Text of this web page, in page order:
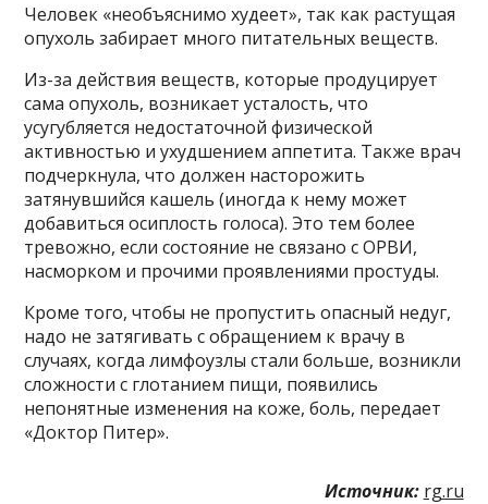
Человек «необъяснимо худеет», так как растущая
опухоль забирает много питательных веществ.
Из-за действия веществ, которые продуцирует
сама опухоль, возникает усталость, что
усугубляется недостаточной физической
активностью и ухудшением аппетита. Также врач
подчеркнула, что должен насторожить
затянувшийся кашель (иногда к нему может
добавиться осиплость голоса). Это тем более
тревожно, если состояние не связано с ОРВИ,
насморком и прочими проявлениями простуды.
Кроме того, чтобы не пропустить опасный недуг,
надо не затягивать с обращением к врачу в
случаях, когда лимфоузлы стали больше, возникли
сложности с глотанием пищи, появились
непонятные изменения на коже, боль, передает
«Доктор Питер».
Источник: rg.ru